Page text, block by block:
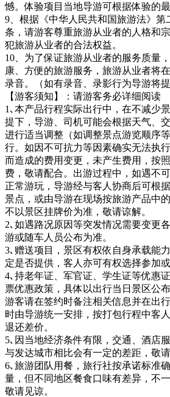
憾。体验项目当地导游可根据体验的
9、根据《中华人民共和国旅游法》第
条，请游客尊重旅游从业者的人格和
犯旅游从业者的合法权益。
10、为了保证旅游从业者的服务质量
康、方便的旅游服务，旅游从业者将
录音。（如有录音、录影行为导游将
【游客须知】：请游客务必详细阅读
1､本产品行程实际出行中，在不减少
提下，导游、司机可能会根据天气、
进行适当调整（如调整景点游览顺序
行。如因不可抗力等因素确实无法执
而造成的费用变更，未产生费用，按
费，敬请配合。出游过程中，如遇不
正常游玩，导游经与客人协商后可根
景点，或由导游在现场按旅游产品中
不以景区挂牌价为准，敬请谅解。
2､如遇路况原因等突发情况需要变更
游或随车人员公布为准。
3､赠送项目，景区有权依自身承载能
定是否提供，客人亦可有权选择参加或
4､持老年证、军官证、学生证等优惠
票优惠政策，具体以出行当日景区公
游客请在签约时备注相关信息并在出
时由导游统一安排，按打包行程中客
退还差价。
5､因当地经济条件有限，交通、酒店
与发达城市相比会有一定的差距，敬请
6､旅游团队用餐，旅行社按承诺标准
量，但不同地区餐食口味有差异，不
敬请见谅。